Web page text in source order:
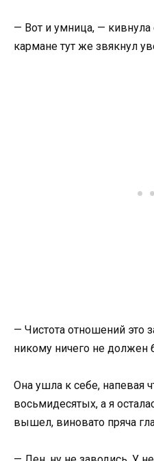
— Вот и умница, —
кармане тут же звякнул
— Чистота отношений это
никому ничего не должен
Она ушла к себе, напевая
восьмидесятых, а я
вышел, виновато пряча